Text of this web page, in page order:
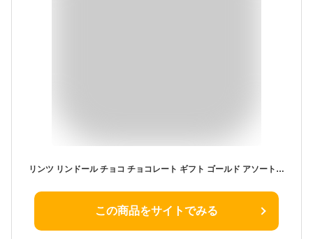
リンツ リンドール チョコ チョコレート ギフト ゴールド アソート (ミルク、ホワイト、ダーク、ヘーゼルナッツ) 600g 4種類 約48個 大量 大容量 詰め合わせ 義理チョコ プレゼント Lindt 箱入り
この商品をサイトでみる